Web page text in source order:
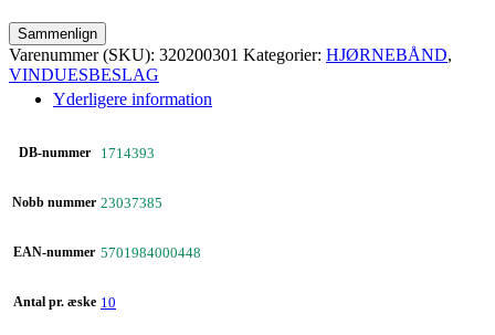
Sammenlign
Varenummer (SKU): 320200301 Kategorier: HJØRNEBÅND,
VINDUESBESLAG
Yderligere information
DB-nummer 1714393
Nobb nummer 23037385
EAN-nummer 5701984000448
Antal pr. æske 10